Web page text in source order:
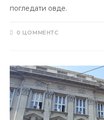
погледати овде.
0 ЦОММЕНТС